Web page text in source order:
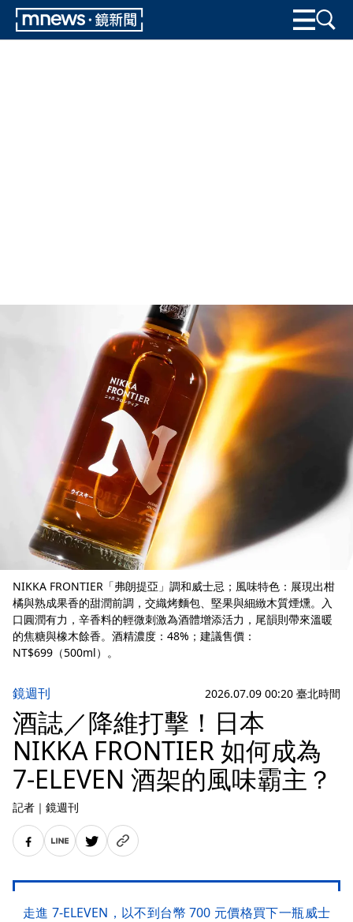
NIKKA FRONTIER「弗朗提亞」調和威士忌；風味特色：展現出柑
橘與熟成果香的甜潤前調，交織烤麵包、堅果與細緻木質煙燻。入
口圓潤有力，辛香料的輕微刺激為酒體增添活力，尾韻則帶來溫暖
的焦糖與橡木餘香。酒精濃度：48%；建議售價：
NT$699（500ml）。
鏡週刊 2026.07.09 00:20 臺北時間
酒誌／降維打擊！日本
NIKKA FRONTIER 如何成為
7-ELEVEN 酒架的風味霸主？
記者 ｜ 鏡週刊
走進 7-ELEVEN，以不到台幣 700 元價格買下一瓶威士